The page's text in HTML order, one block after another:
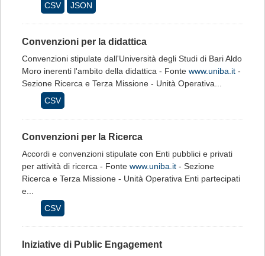
CSV
JSON
Convenzioni per la didattica
Convenzioni stipulate dall'Università degli Studi di Bari Aldo
Moro inerenti l'ambito della didattica - Fonte www.uniba.it -
Sezione Ricerca e Terza Missione - Unità Operativa...
CSV
Convenzioni per la Ricerca
Accordi e convenzioni stipulate con Enti pubblici e privati
per attività di ricerca - Fonte www.uniba.it - Sezione
Ricerca e Terza Missione - Unità Operativa Enti partecipati
e...
CSV
Iniziative di Public Engagement